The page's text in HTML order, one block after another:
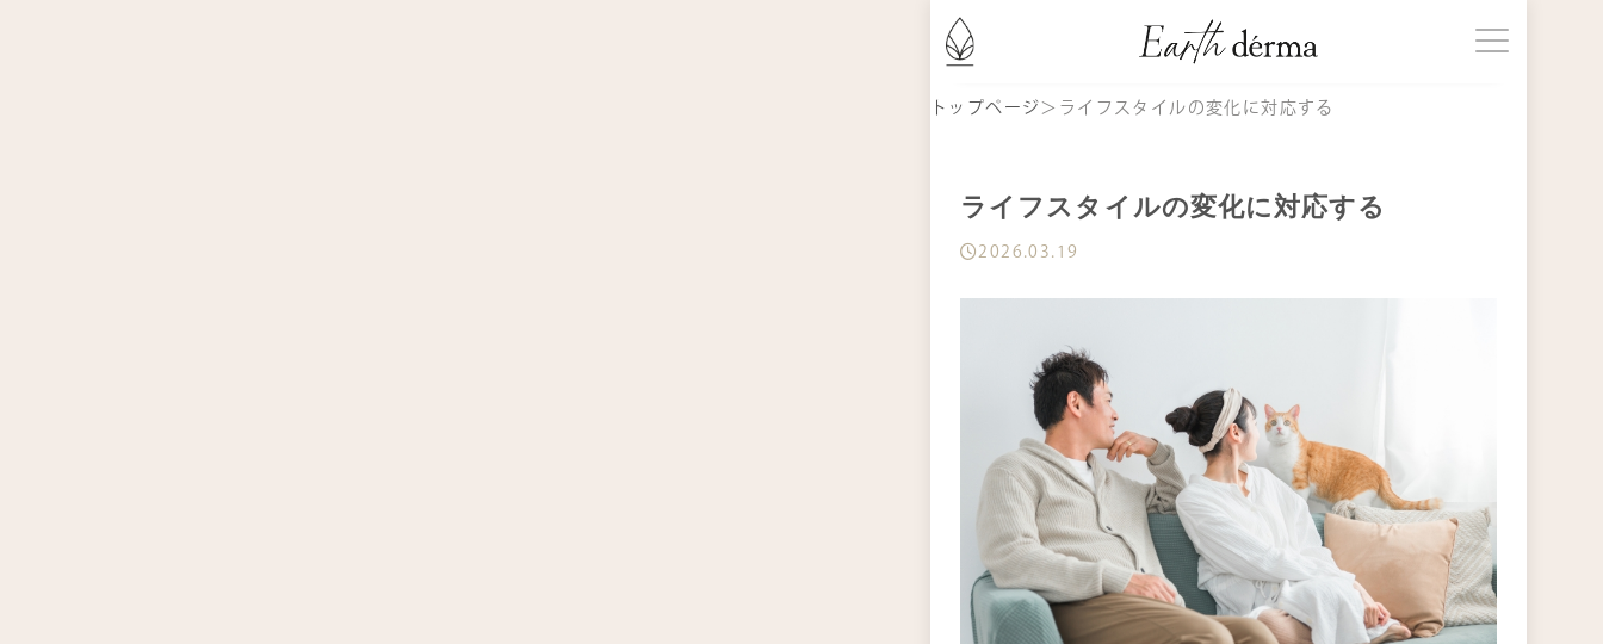
はじめての方へ
商品一覧
お知らせ
定期購入
ショッピングガイド
よくある質問
トップページ ＞ ライフスタイルの変化に対応する
ライフスタイルの変化に対応する
2026.03.19